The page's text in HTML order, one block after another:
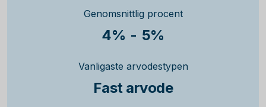
Genomsnittlig procent
4% - 5%
Vanligaste arvodestypen
Fast arvode